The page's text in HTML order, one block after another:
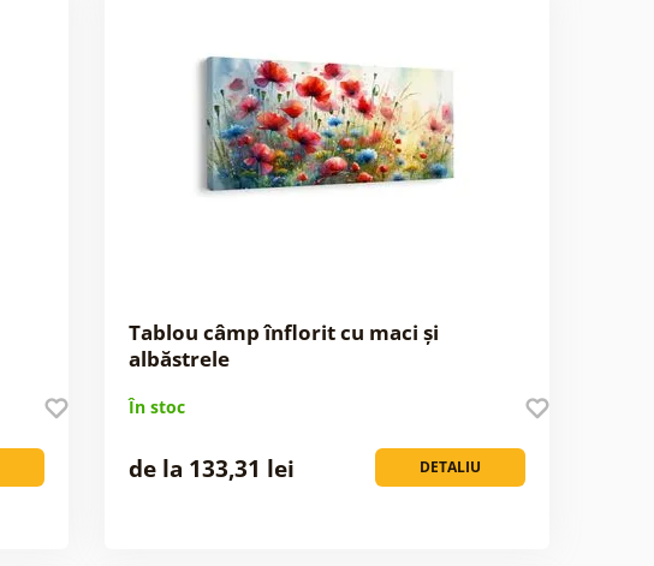
Tablou câmp înflorit cu maci și
albăstrele
În stoc
DETALIU
de la 133,31 lei